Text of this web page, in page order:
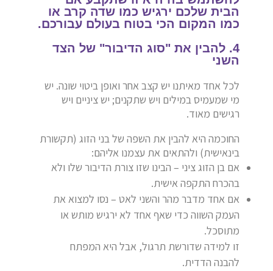
הבית שלכם ירגיש כמו שדה קרב או
כמו המקום הכי בטוח בעולם עבורכם.
4. להבין את "סוג הדיבור" של הצד
השני
לכל אחד מאיתנו יש קצב אחר ואופן ביטוי שונה. יש
מי שמעמיס במילים ויש שתקנים; יש ציניים ויש
רגישים מאוד.
החוכמה היא להבין את השפה של בני הזוג (תקשורת
בינאישית) ולהתאים את עצמנו אליהם:
אם בן הזוג ציני – הבינו שזו צורת הדיבור שלו ולא
בהכרח התקפה אישית.
אם אחד מדבר מהר והשני לאט – נסו למצוא את
העמק השווה כדי שאף אחד לא ירגיש מותש או
מתוסכל.
זו למידה שדורשת תרגול, אבל היא המפתח
להבנה הדדית.